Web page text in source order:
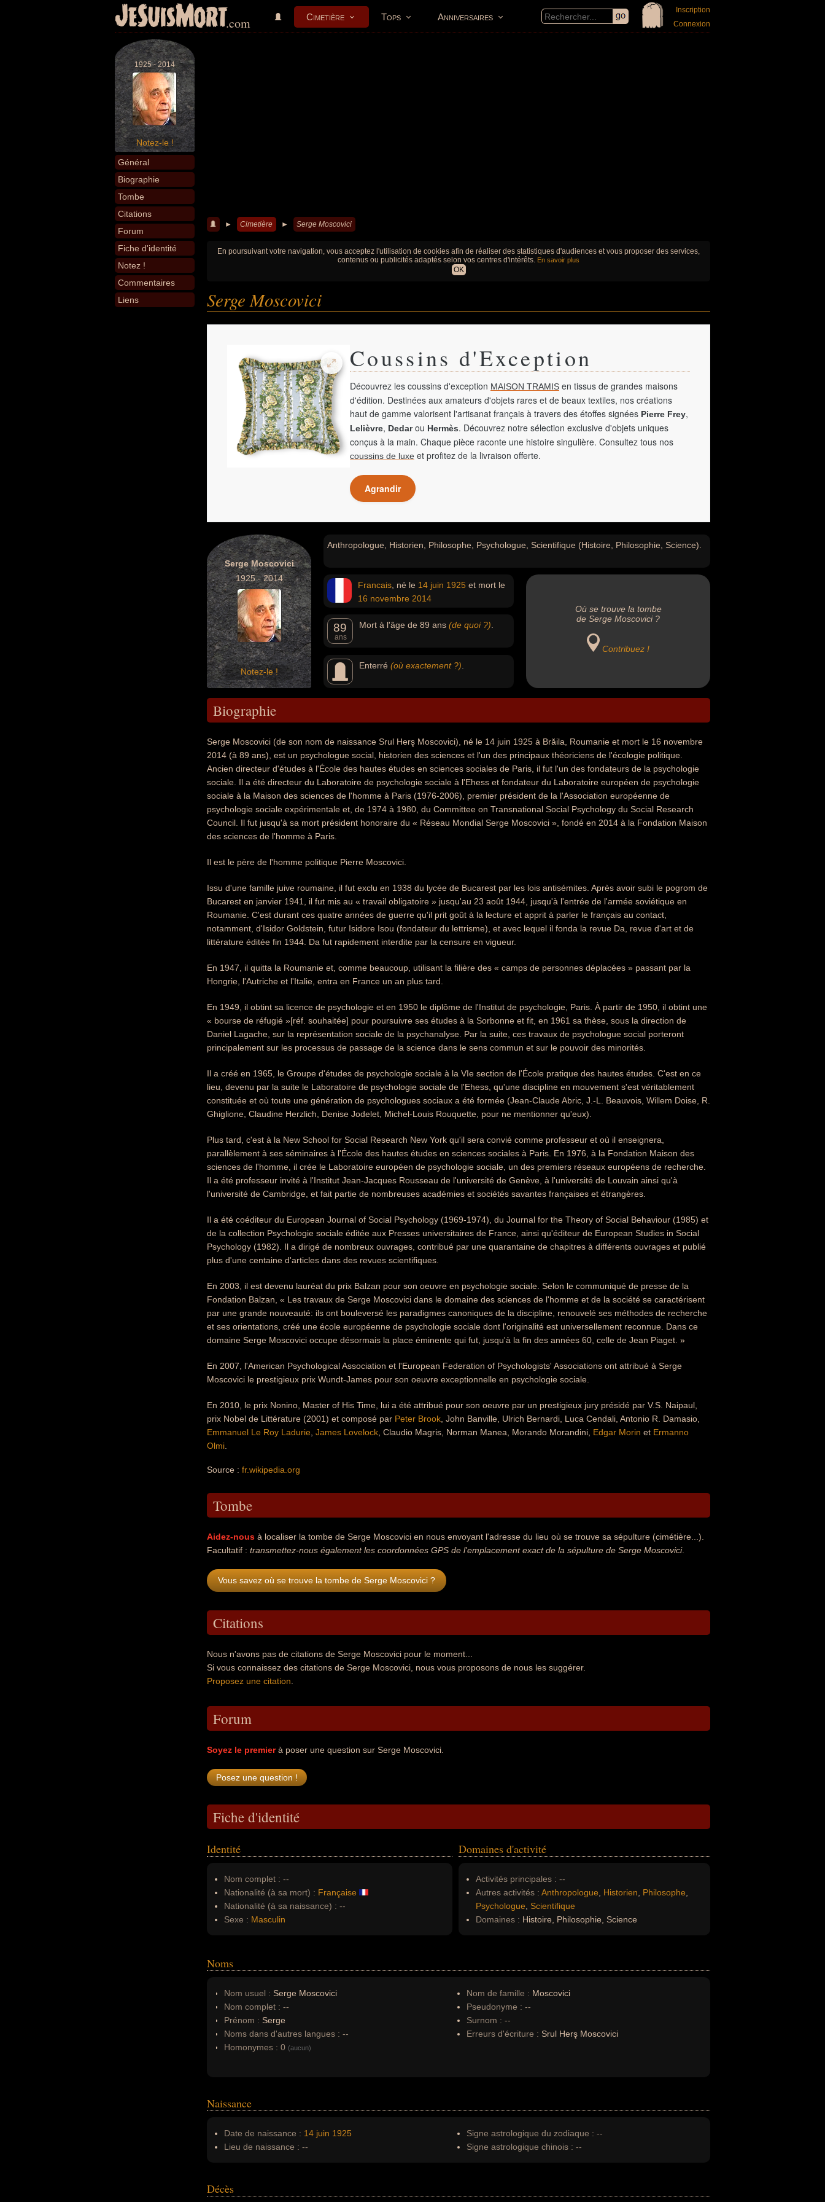
JeSuisMort.com Cimetière Tops Anniversaires
Inscription
Connexion
1925 - 2014
Notez-le !
Général
Biographie
Tombe
Citations
Forum
Fiche d'identité
Notez !
Commentaires
Liens
► Cimetière ► Serge Moscovici
En poursuivant votre navigation, vous acceptez l'utilisation de cookies afin de réaliser des statistiques d'audiences et vous proposer des services,
contenus ou publicités adaptés selon vos centres d'intérêts. En savoir plus
OK
Serge Moscovici
Coussins d'Exception
Découvrez les coussins d'exception MAISON TRAMIS en tissus de grandes maisons
d'édition. Destinées aux amateurs d'objets rares et de beaux textiles, nos créations
haut de gamme valorisent l'artisanat français à travers des étoffes signées Pierre Frey,
Lelièvre, Dedarou Hermès. Découvrez notre sélection exclusive d'objets uniques
conçus à la main. Chaque pièce raconte une histoire singulière. Consultez tous nos
coussins de luxe et profitez de la livraison offerte.
Agrandir
Serge Moscovici
1925 - 2014
Notez-le !
Anthropologue, Historien, Philosophe, Psychologue, Scientifique (Histoire, Philosophie, Science).
Francais , né le 14 juin 1925 et mort le
16 novembre 2014
89
ans
Mort à l'âge de 89 ans (de quoi ?)
Enterré (où exactement ?)
Où se trouve la tombe
de Serge Moscovici ?
Contribuez !
Biographie
Serge Moscovici (de son nom de naissance Srul Herş Moscovici), né le 14 juin 1925 à Brăila, Roumanie et mort le 16 novembre
2014 (à 89 ans), est un psychologue social, historien des sciences et l'un des principaux théoriciens de l'écologie politique.
Ancien directeur d'études à l'École des hautes études en sciences sociales de Paris, il fut l'un des fondateurs de la psychologie
sociale. Il a été directeur du Laboratoire de psychologie sociale à l'Ehess et fondateur du Laboratoire européen de psychologie
sociale à la Maison des sciences de l'homme à Paris (1976-2006), premier président de la l'Association européenne de
psychologie sociale expérimentale et, de 1974 à 1980, du Committee on Transnational Social Psychology du Social Research
Council. Il fut jusqu'à sa mort président honoraire du « Réseau Mondial Serge Moscovici », fondé en 2014 à la Fondation Maison
des sciences de l'homme à Paris.
Il est le père de l'homme politique Pierre Moscovici.
Issu d'une famille juive roumaine, il fut exclu en 1938 du lycée de Bucarest par les lois antisémites. Après avoir subi le pogrom de
Bucarest en janvier 1941, il fut mis au « travail obligatoire » jusqu'au 23 août 1944, jusqu'à l'entrée de l'armée soviétique en
Roumanie. C'est durant ces quatre années de guerre qu'il prit goût à la lecture et apprit à parler le français au contact,
notamment, d'Isidor Goldstein, futur Isidore Isou (fondateur du lettrisme), et avec lequel il fonda la revue Da, revue d'art et de
littérature éditée fin 1944. Da fut rapidement interdite par la censure en vigueur.
En 1947, il quitta la Roumanie et, comme beaucoup, utilisant la filière des « camps de personnes déplacées » passant par la
Hongrie, l'Autriche et l'Italie, entra en France un an plus tard.
En 1949, il obtint sa licence de psychologie et en 1950 le diplôme de l'Institut de psychologie, Paris. À partir de 1950, il obtint une
« bourse de réfugié »[réf. souhaitée] pour poursuivre ses études à la Sorbonne et fit, en 1961 sa thèse, sous la direction de
Daniel Lagache, sur la représentation sociale de la psychanalyse. Par la suite, ces travaux de psychologue social porteront
principalement sur les processus de passage de la science dans le sens commun et sur le pouvoir des minorités.
Il a créé en 1965, le Groupe d'études de psychologie sociale à la VIe section de l'École pratique des hautes études. C'est en ce
lieu, devenu par la suite le Laboratoire de psychologie sociale de l'Ehess, qu'une discipline en mouvement s'est véritablement
constituée et où toute une génération de psychologues sociaux a été formée (Jean-Claude Abric, J.-L. Beauvois, Willem Doise, R.
Ghiglione, Claudine Herzlich, Denise Jodelet, Michel-Louis Rouquette, pour ne mentionner qu'eux).
Plus tard, c'est à la New School for Social Research New York qu'il sera convié comme professeur et où il enseignera,
parallèlement à ses séminaires à l'École des hautes études en sciences sociales à Paris. En 1976, à la Fondation Maison des
sciences de l'homme, il crée le Laboratoire européen de psychologie sociale, un des premiers réseaux européens de recherche.
Il a été professeur invité à l'Institut Jean-Jacques Rousseau de l'université de Genève, à l'université de Louvain ainsi qu'à
l'université de Cambridge, et fait partie de nombreuses académies et sociétés savantes françaises et étrangères.
Il a été coéditeur du European Journal of Social Psychology (1969-1974), du Journal for the Theory of Social Behaviour (1985) et
de la collection Psychologie sociale éditée aux Presses universitaires de France, ainsi qu'éditeur de European Studies in Social
Psychology (1982). Il a dirigé de nombreux ouvrages, contribué par une quarantaine de chapitres à différents ouvrages et publié
plus d'une centaine d'articles dans des revues scientifiques.
En 2003, il est devenu lauréat du prix Balzan pour son oeuvre en psychologie sociale. Selon le communiqué de presse de la
Fondation Balzan, « Les travaux de Serge Moscovici dans le domaine des sciences de l'homme et de la société se caractérisent
par une grande nouveauté: ils ont bouleversé les paradigmes canoniques de la discipline, renouvelé ses méthodes de recherche
et ses orientations, créé une école européenne de psychologie sociale dont l'originalité est universellement reconnue. Dans ce
domaine Serge Moscovici occupe désormais la place éminente qui fut, jusqu'à la fin des années 60, celle de Jean Piaget. »
En 2007, l'American Psychological Association et l'European Federation of Psychologists' Associations ont attribué à Serge
Moscovici le prestigieux prix Wundt-James pour son oeuvre exceptionnelle en psychologie sociale.
En 2010, le prix Nonino, Master of His Time, lui a été attribué pour son oeuvre par un prestigieux jury présidé par V.S. Naipaul,
prix Nobel de Littérature (2001) et composé par Peter Brook , John Banville, Ulrich Bernardi, Luca Cendali, Antonio R. Damasio,
Emmanuel Le Roy Ladurie James Lovelock , Claudio Magris, Norman Manea, Morando Morandini, Edgar Morin et Ermanno
Olmi
Source : fr.wikipedia.org
Tombe
Aidez-nous à localiser la tombe de Serge Moscovici en nous envoyant l'adresse du lieu où se trouve sa sépulture (cimétière...).
Facultatif : transmettez-nous également les coordonnées GPS de l'emplacement exact de la sépulture de Serge Moscovici.
Vous savez où se trouve la tombe de Serge Moscovici ?
Citations
Nous n'avons pas de citations de Serge Moscovici pour le moment...
Si vous connaissez des citations de Serge Moscovici, nous vous proposons de nous les suggérer.
Proposez une citation
Forum
Soyez le premierà poser une question sur Serge Moscovici.
Fiche d'identité
Identité
Nom complet : --
Nationalité (à sa mort) : Française
Nationalité (à sa naissance) : --
Sexe : Masculin
Domaines d'activité
Activités principales : --
Autres activités : Anthropologue Historien Philosophe
Psychologue
Scientifique
Domaines : Histoire, Philosophie, Science
Noms
Nom usuel : Serge Moscovici
Nom complet : --
Prénom : Serge
Noms dans d'autres langues : --
Homonymes : 0 (aucun)
Nom de famille : Moscovici
Pseudonyme : --
Surnom : --
Erreurs d'écriture : Srul Herş Moscovici
Naissance
Date de naissance : 14 juin 1925
Lieu de naissance : --
Signe astrologique du zodiaque : --
Signe astrologique chinois : --
Décès